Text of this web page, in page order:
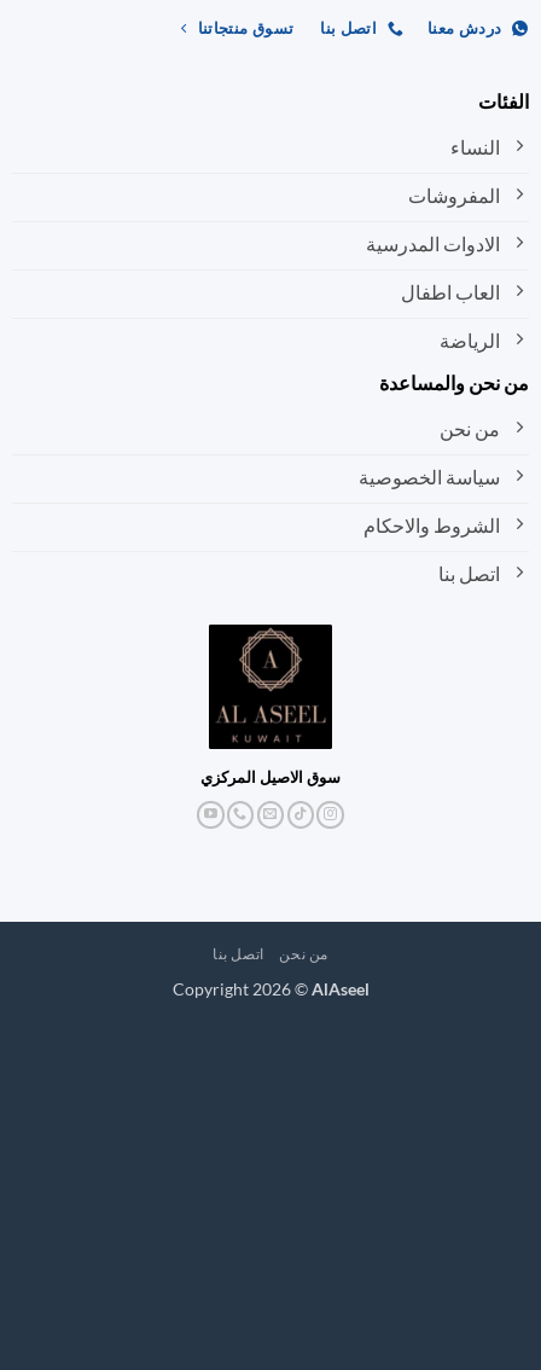
دردش معنا اتصل بنا تسوق منتجاتنا
النساء
المفروشات
الادوات المدرسية
العاب اطفال
الرياضة
والمساعدة
من نحن
سياسة الخصوصية
الشروط والاحكام
اتصل بنا
سوق الاصيل المركزي
من نحن اتصل بنا
Copyright 2026 ©AlAseel